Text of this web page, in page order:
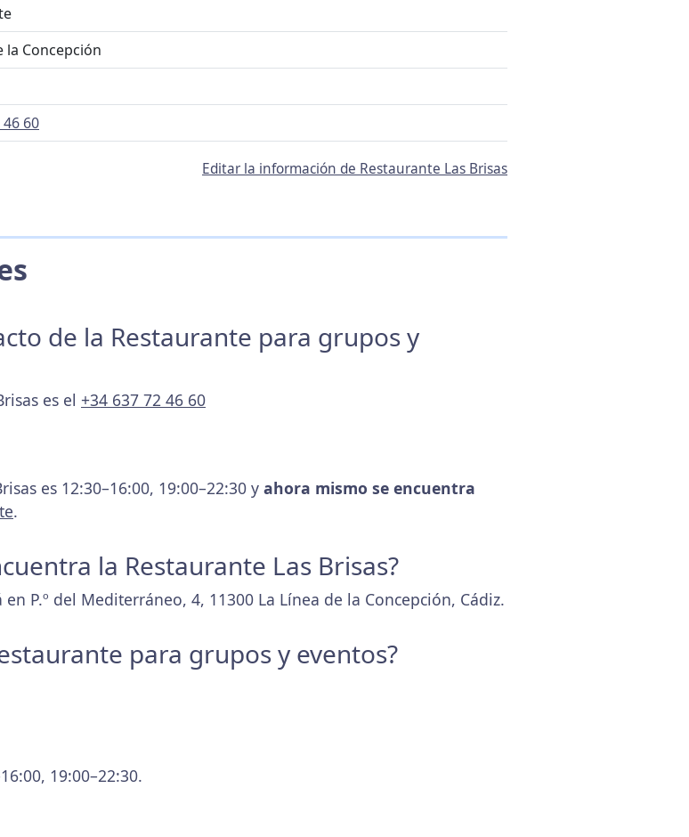
la Concepción
60
Editar la información de Restaurante Las Brisas
de la Restaurante para grupos y
es el +34 637 72 46 60
es 12:30–16:00, 19:00–22:30 y ahora mismo se encuentra
.
la Restaurante Las Brisas?
P.º del Mediterráneo, 4, 11300 La Línea de la Concepción, Cádiz.
para grupos y eventos?
19:00–22:30.